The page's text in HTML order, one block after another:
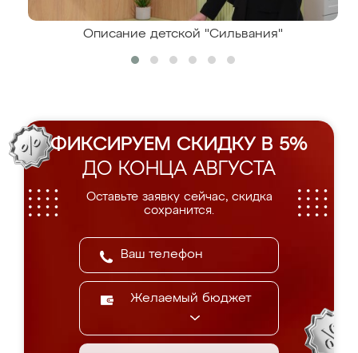
Описание детской "Сильвания"
ФИКСИРУЕМ СКИДКУ В 5%
ДО КОНЦА АВГУСТА
Оставьте заявку сейчас, скидка
сохранится.
Желаемый бюджет